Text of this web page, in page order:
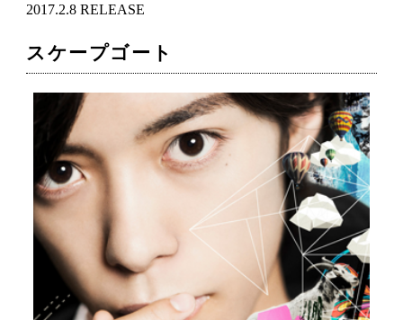
2017.2.8 RELEASE
スケープゴート